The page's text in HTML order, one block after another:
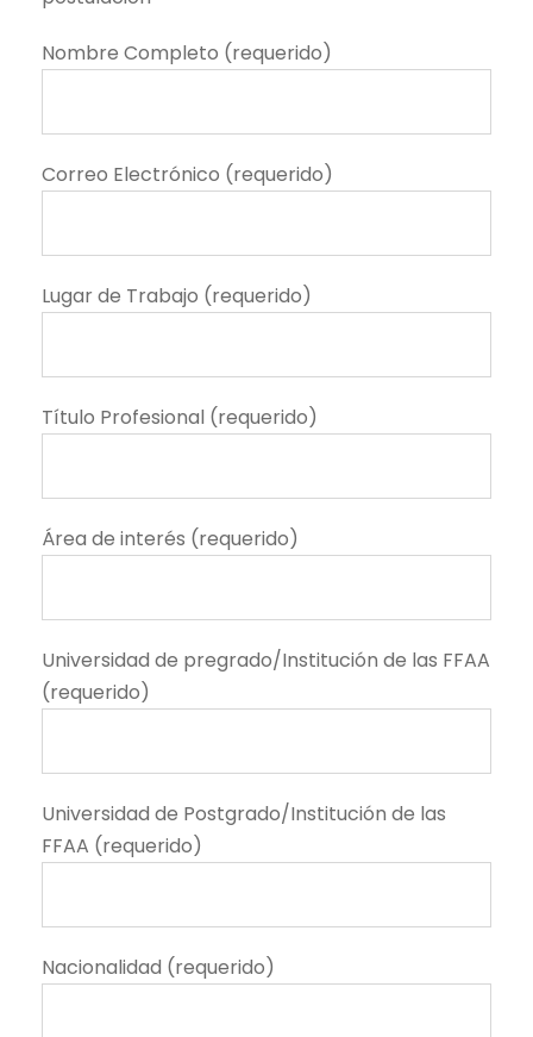
Nombre Completo (requerido)
Correo Electrónico (requerido)
Lugar de Trabajo (requerido)
Título Profesional (requerido)
Área de interés (requerido)
Universidad de pregrado/Institución de las FFAA
(requerido)
Universidad de Postgrado/Institución de las
FFAA (requerido)
Nacionalidad (requerido)